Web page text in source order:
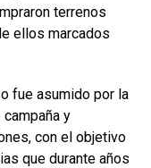
terrenos
ellos marcados
fue asumido por la
y
con el objetivo
que durante años